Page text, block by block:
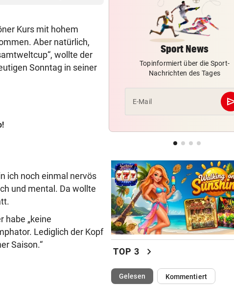
Kurs mit hohem
Aber natürlich,
wollte der
Sonntag in seiner
ich noch einmal nervös
und mental. Da wollte
habe „keine
Lediglich der Kopf
Saison.“
FC RED BULL SALZBURG
Haris Tabakovic: Der
Bankkaufmann mit
FUSSBALL-BUNDESLIGA
Darum ist die Wiener
handlungsfähig
WAC keine Option
Supercup lockt die Fan-
nach Salzburg
Sport News
Topinformiert über die Sport-
Nachrichten des Tages
E-Mail
TOP 3 chevron_right
Gelesen(ausgewählt)Kommentiert